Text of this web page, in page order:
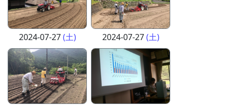
2024-07-27(土) 2024-07-27(土)